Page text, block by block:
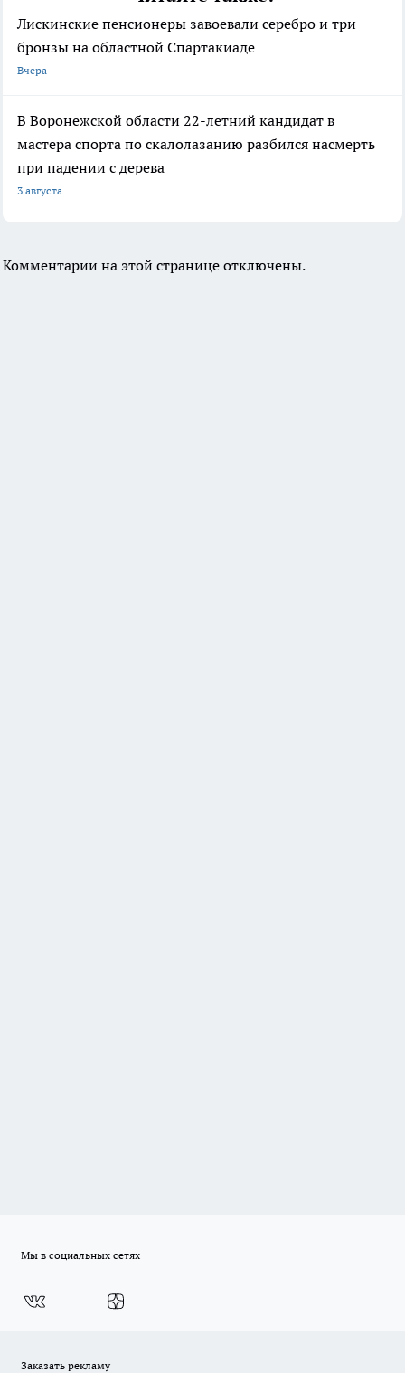
Лискинские пенсионеры завоевали серебро и три
бронзы на областной Спартакиаде
Вчера
В Воронежской области 22-летний кандидат в
мастера спорта по скалолазанию разбился насмерть
при падении с дерева
3 августа
Комментарии на этой странице отключены.
Мы в социальных сетях
Заказать рекламу